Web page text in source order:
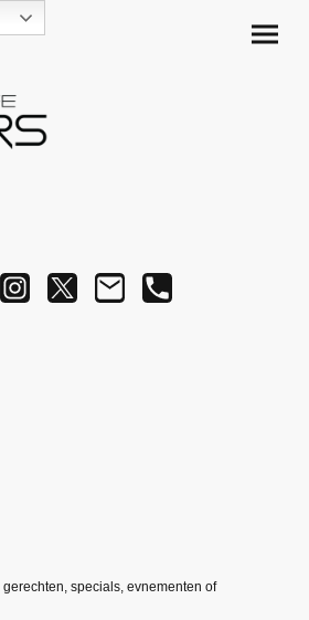
specials, evnementen of